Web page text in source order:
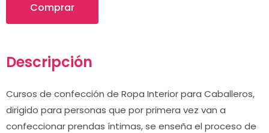
Comprar
Descripción
Cursos de confección de Ropa Interior para Caballeros,
dirigido para personas que por primera vez van a
confeccionar prendas íntimas, se enseña el proceso de
×